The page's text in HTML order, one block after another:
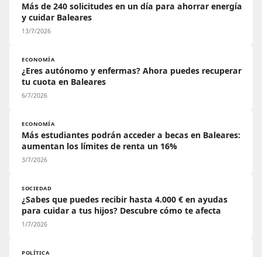
Más de 240 solicitudes en un día para ahorrar energía
y cuidar Baleares
13/7/2026
ECONOMÍA
¿Eres autónomo y enfermas? Ahora puedes recuperar
tu cuota en Baleares
6/7/2026
ECONOMÍA
Más estudiantes podrán acceder a becas en Baleares:
aumentan los límites de renta un 16%
3/7/2026
SOCIEDAD
¿Sabes que puedes recibir hasta 4.000 € en ayudas
para cuidar a tus hijos? Descubre cómo te afecta
1/7/2026
POLÍTICA